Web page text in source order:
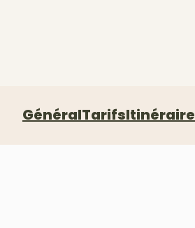
GénéralTarifsItinéraire